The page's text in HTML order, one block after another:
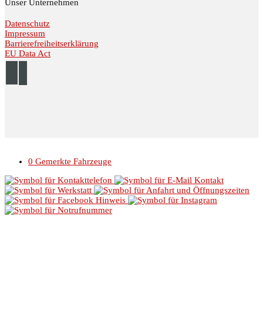
Unser Unternehmen
Datenschutz
Impressum
Barrierefreiheitserklärung
EU Data Act
0 Gemerkte Fahrzeuge